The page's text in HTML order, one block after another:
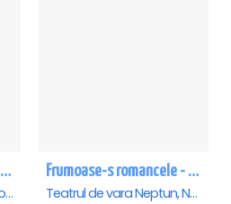
Frumoase-s romancele - Eforie Nord
Teatrul de vara - Eforie Nord, Eforie-Nord
Frumoase-s romancele - Neptun
Teatrul de vara Neptun, Neptun